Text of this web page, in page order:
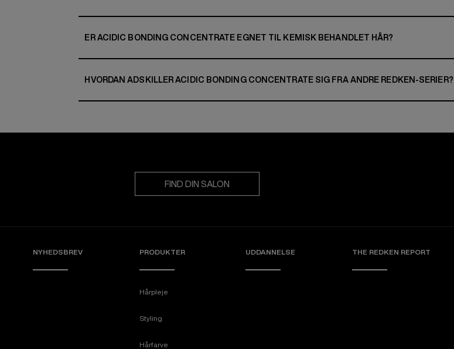
ER ACIDIC BONDING CONCENTRATE EGNET TIL KEMISK BEHANDLET HÅR?
HVORDAN ADSKILLER ACIDIC BONDING CONCENTRATE SIG FRA ANDRE REDKEN-SERIER?
FIND DIN SALON
NYHEDSBREV PRODUKTER
Hårpleje
Styling
Hårfarve
UDDANNELSE THE REDKEN REPORT